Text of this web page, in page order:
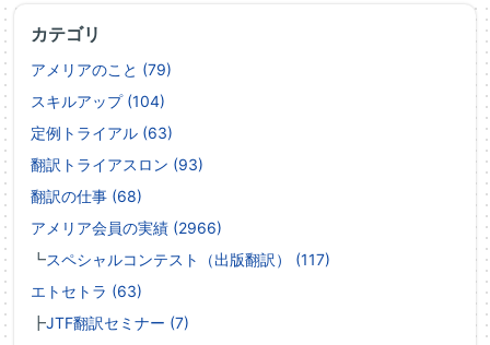
カテゴリ
アメリアのこと (79)
スキルアップ (104)
定例トライアル (63)
翻訳トライアスロン (93)
翻訳の仕事 (68)
アメリア会員の実績 (2966)
┗スペシャルコンテスト（出版翻訳） (117)
エトセトラ (63)
┣JTF翻訳セミナー (7)